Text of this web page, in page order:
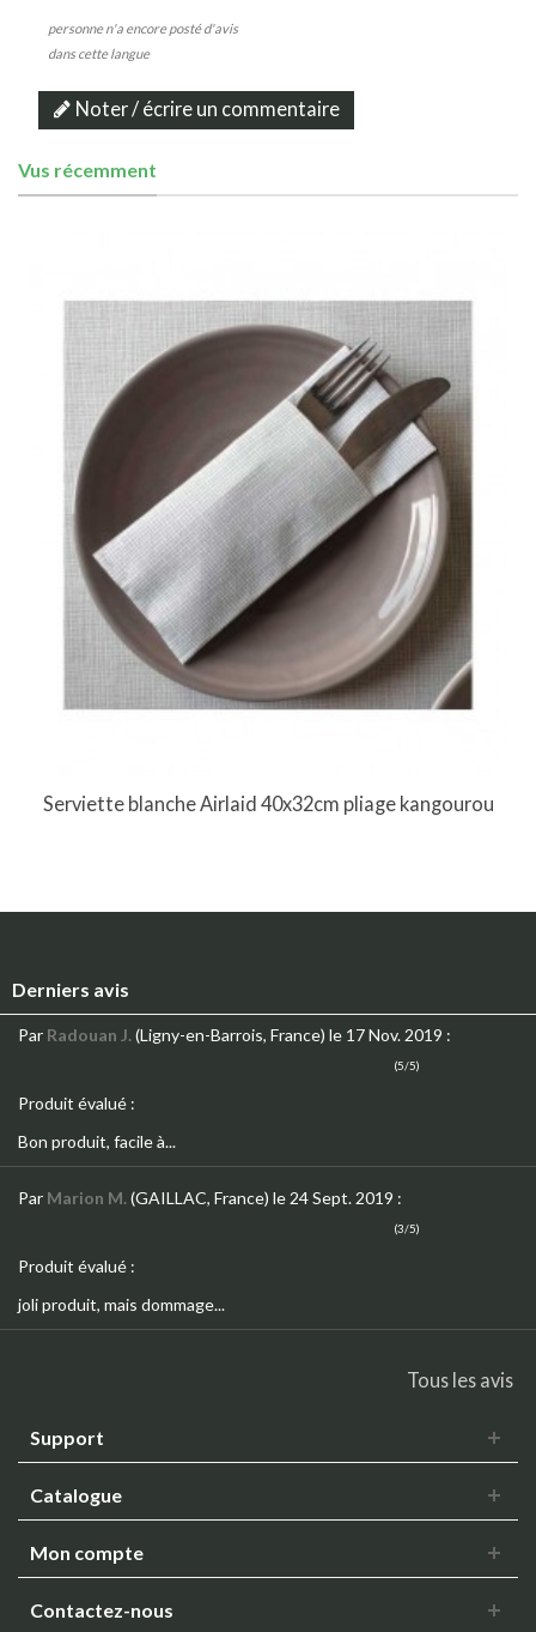
personne n'a encore posté d'avis
dans cette langue
Noter / écrire un commentaire
Vus récemment
Serviette blanche Airlaid 40x32cm pliage kangourou
Derniers avis
Par Radouan J.(Ligny-en-Barrois, France) le 17 Nov. 2019 :
(5/5)
Produit évalué :
Bon produit, facile à...
Par Marion M.(GAILLAC, France) le 24 Sept. 2019 :
(3/5)
Produit évalué :
joli produit, mais dommage...
Tous les avis
Support
Catalogue
Mon compte
Contactez-nous